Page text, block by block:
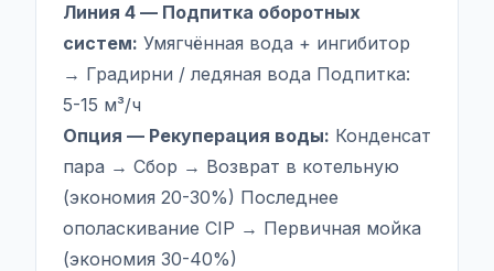
Линия 4 — Подпитка оборотных
систем: Умягчённая вода + ингибитор
→ Градирни / ледяная вода Подпитка:
5-15 м³/ч
Опция — Рекуперация воды: Конденсат
пара → Сбор → Возврат в котельную
(экономия 20-30%) Последнее
ополаскивание CIP → Первичная мойка
(экономия 30-40%)